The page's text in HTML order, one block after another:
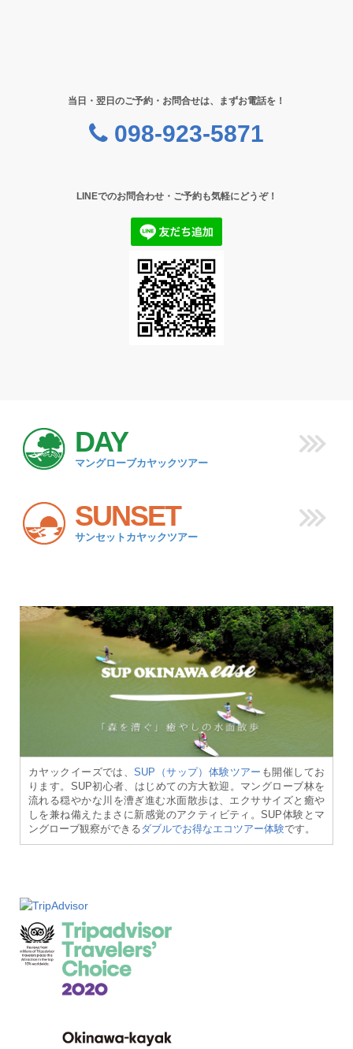
当日・翌日のご予約・お問合せは、まずお電話を！
098-923-5871
LINEでのお問合わせ・ご予約も気軽にどうぞ！
DAY
マングローブカヤックツアー
SUNSET
サンセットカヤックツアー
カヤックイーズでは、SUP（サップ）体験ツアー も開催してお
ります。SUP初心者、はじめての方大歓迎。マングローブ林を
流れる穏やかな川を漕ぎ進む水面散歩は、エクササイズと癒や
しを兼ね備えたまさに新感覚のアクティビティ。SUP体験とマ
ングローブ観察ができるダブルでお得なエコツアー体験です。